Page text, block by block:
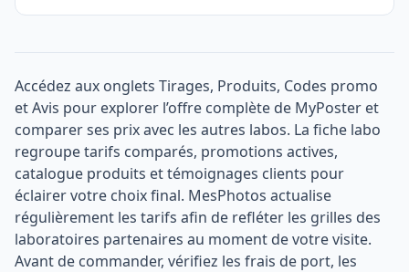
Accédez aux onglets Tirages, Produits, Codes promo
et Avis pour explorer l’offre complète de MyPoster et
comparer ses prix avec les autres labos. La fiche labo
regroupe tarifs comparés, promotions actives,
catalogue produits et témoignages clients pour
éclairer votre choix final. MesPhotos actualise
régulièrement les tarifs afin de refléter les grilles des
laboratoires partenaires au moment de votre visite.
Avant de commander, vérifiez les frais de port, les